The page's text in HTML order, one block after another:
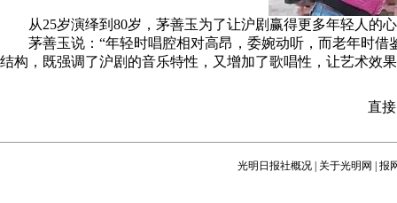
从25岁演绎到80岁， 茅善玉为了让沪剧赢得更多年轻人的
茅善玉说：“年轻时唱腔相对高昂，委婉动听， 而老年时借
结构， 既强调了沪剧的音乐特性， 又增加了歌唱性，让艺术效
直
光明日报社概况 关于光明网 报